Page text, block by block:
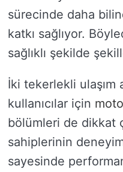
sürecinde daha
katkı sağlıyor.
sağlıklı şekilde
İki tekerlekli ulaşım
kullanıcılar için
bölümleri de dikkat
sahiplerinin
sayesinde